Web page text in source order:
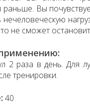
Вы
не сможет
2 раза в день. Для
тренировки.
40